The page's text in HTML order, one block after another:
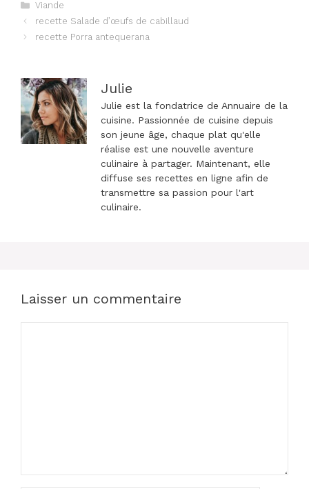
Catégories
Viande
Navigation
des
recette Salade d’œufs de cabillaud
recette Porra antequerana
Julie
Julie est la fondatrice de Annuaire de la
cuisine. Passionnée de cuisine depuis
son jeune âge, chaque plat qu'elle
réalise est une nouvelle aventure
culinaire à partager. Maintenant, elle
diffuse ses recettes en ligne afin de
transmettre sa passion pour l'art
culinaire.
Laisser un commentaire